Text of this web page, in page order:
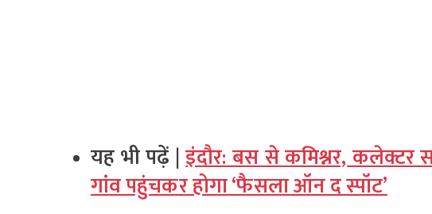
यह भी पढ़ें |इंदौर: बस से कमिश्नर, कलेक्टर
गांव पहुंचकर होगा ‘फैसला ऑन द स्पॉट’